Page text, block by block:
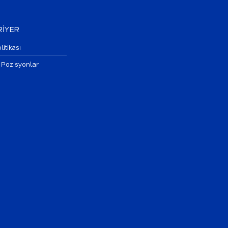
Pozisyonlar